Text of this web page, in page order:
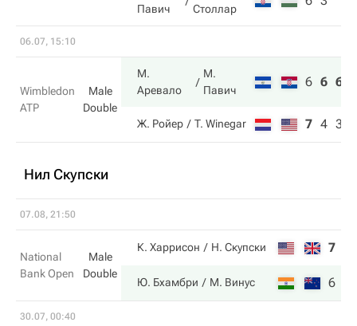
Павич
Столлар
06.07, 15:10
Wimbledon
ATP
Male
Double
М.
Аревало
М.
Павич
6 6 6
Ж. Ройер T. Winegar 7 4 3
Нил Скупски
07.08, 21:50
National
Bank Open
Male
Double
К. Харрисон Н. Скупски 7
Ю. Бхамбри М. Винус 6
30.07, 00:40